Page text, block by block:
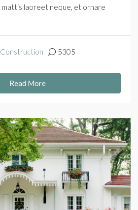
mattis laoreet neque, et ornare
Construction 5305
Read More